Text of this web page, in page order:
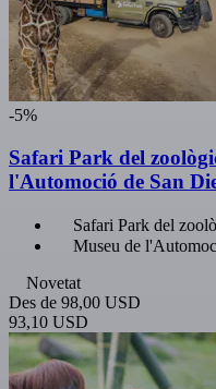
-5%
Safari Park del
l'Automoció de San
Safari Park del
Museu de
Novetat
Des de 98,00 USD
93,10 USD